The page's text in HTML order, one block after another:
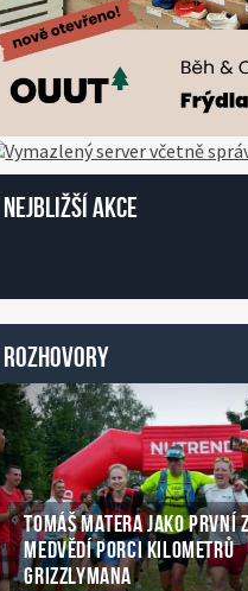
Nejbližší akce
Rozhovory
TOMÁŠ MATERA JAKO PRVNÍ
MEDVĚDÍ PORCI KILOMETRŮ
GRIZZLYMANA